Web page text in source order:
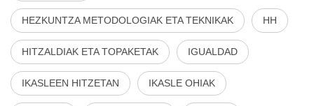
HEZKUNTZA METODOLOGIAK ETA TEKNIKAK HH
HITZALDIAK ETA TOPAKETAK IGUALDAD
IKASLEEN HITZETAN IKASLE OHIAK